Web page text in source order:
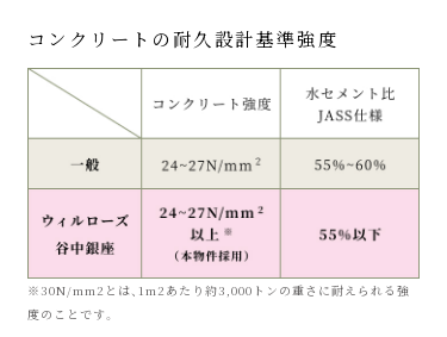
コンクリートの耐久設計基準強度
※30N/mm2とは、1m2あたり約3,000トンの重さに耐えられる強
度のことです。
イコンメーターを各住戸
に採用。ガス使用時に大
きな地震（震度5強相当以
上）が起きた時や、長時間
ガスの流量がある場合、異
常にガスが流れた時など
には、安全装置が働いてガ
スの供給を遮断します。
備品については発電機な
どの、万が一のときに備え
た防災グッズをご用意い
トリプルガードシステム概念図
録音録画機能を備えた
ハンズフリーセキュリティ機能付インターホン
エントランスのオートロックシステムに対応し
て、リビング・ダイニングにはハンズフリーセキ